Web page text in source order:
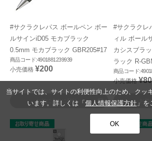
#サクラクレパス ボールペン ボー
ルサインiD05 モカブラック
0.5mm モカブラック GBR205#17
商品コード:4901881239939
小売価格 ¥200
お気に入りに登録
#サクラクレ
ィル ボール
カシスブラ
ラック R-
商品コード
小売価格¥80
お
当サイトでは、サイトの利便性向上のため、クッ
います。詳しくは「 個人情報保護方針 」を
OK